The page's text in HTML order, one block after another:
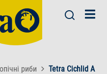
риби Tetra Cichlid